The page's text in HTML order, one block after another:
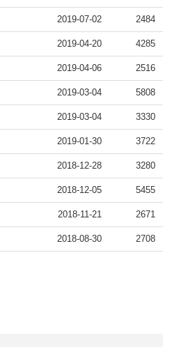
2019-07-02 2484
2019-04-20 4285
2019-04-06 2516
2019-03-04 5808
2019-03-04 3330
2019-01-30 3722
2018-12-28 3280
2018-12-05 5455
2018-11-21 2671
2018-08-30 2708